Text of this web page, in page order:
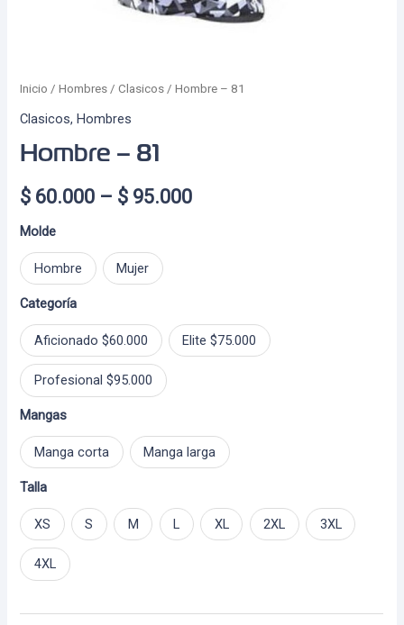
Inicio /Hombres /Clasicos / Hombre – 81
Clasicos,Hombres
Hombre – 81
$ 60.000 – $ 95.000Price
$ 95.000
Molde
Hombre Mujer
Categoría
Aficionado $60.000 Elite $75.000
Profesional $95.000
Mangas
Manga corta Manga larga
Talla
XS S M L XL 2XL 3XL
4XL